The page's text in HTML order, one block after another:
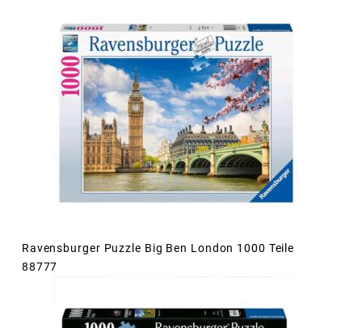
Ravensburger Puzzle Big Ben London 1000 Teile
88777